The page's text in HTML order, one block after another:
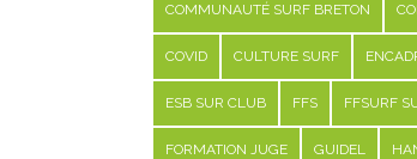
COMMUNAUTÉ SURF BRETON
COVID CULTURE SURF
ESB SUR CLUB FFS FFSURF
FORMATION JUGE GUIDEL